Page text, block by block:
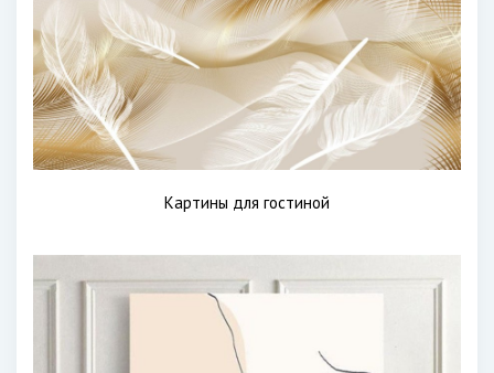
Картины для гостиной